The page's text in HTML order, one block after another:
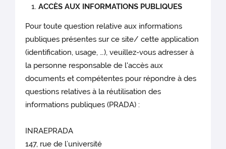
ACCÈS AUX INFORMATIONS PUBLIQUES
Pour toute question relative aux informations
publiques présentes sur ce site/ cette application
(identification, usage, …), veuillez-vous adresser à
la personne responsable de l'accès aux
documents et compétentes pour répondre à des
questions relatives à la réutilisation des
informations publiques (PRADA) :
INRAEPRADA
147, rue de l’université